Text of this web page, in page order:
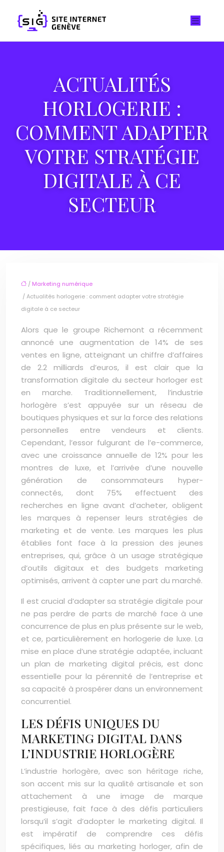
ACTUALITÉS
HORLOGERIE :
COMMENT ADAPTER
VOTRE STRATÉGIE
DIGITALE À CE
SECTEUR
/ Marketing numérique
/ Actualités horlogerie : comment adapter votre stratégie
digitale à ce secteur
Alors que le groupe Richemont a récemment
annoncé une augmentation de 14% de ses
ventes en ligne, atteignant un chiffre d’affaires
de 2.2 milliards d’euros, il est clair que la
transformation digitale du secteur horloger est
en marche. Traditionnellement, l’industrie
horlogère s’est appuyée sur un réseau de
boutiques physiques et sur la force des relations
personnelles entre vendeurs et clients.
Cependant, l’essor fulgurant de l’e-commerce,
avec une croissance annuelle de 12% pour les
montres de luxe, et l’arrivée d’une nouvelle
génération de consommateurs hyper-
connectés, dont 75% effectuent des
recherches en ligne avant d’acheter, obligent
les marques à repenser leurs stratégies de
marketing et de vente. Les marques les plus
établies font face à la pression des jeunes
entreprises, qui, grâce à un usage stratégique
d’outils digitaux et des budgets marketing
optimisés, arrivent à capter une part du marché.
Il est crucial d’adapter sa stratégie digitale pour
ne pas perdre de parts de marché face à une
concurrence de plus en plus présente sur le web,
et ce, particulièrement en horlogerie de luxe. La
mise en place d’une stratégie adaptée, incluant
un plan de marketing digital précis, est donc
essentielle pour la pérennité de l’entreprise et
sa capacité à prospérer dans un environnement
concurrentiel.
LES DÉFIS UNIQUES DU
MARKETING DIGITAL DANS
L’INDUSTRIE HORLOGÈRE
L’industrie horlogère, avec son héritage riche,
son accent mis sur la qualité artisanale et son
attachement à une image de marque
prestigieuse, fait face à des défis particuliers
lorsqu’il s’agit d’adopter le marketing digital. Il
est impératif de comprendre ces défis
spécifiques, liés au marketing horloger, afin de